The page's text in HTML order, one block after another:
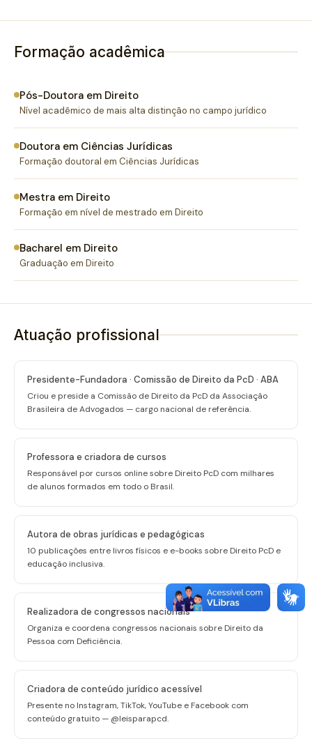
Formação acadêmica
Pós-Doutora em Direito
Nível acadêmico de mais alta distinção no campo jurídico
Doutora em Ciências Jurídicas
Formação doutoral em Ciências Jurídicas
Mestra em Direito
Formação em nível de mestrado em Direito
Bacharel em Direito
Graduação em Direito
Atuação profissional
Presidente-Fundadora · Comissão de Direito da PcD · ABA
Criou e preside a Comissão de Direito da PcD da Associação
Brasileira de Advogados — cargo nacional de referência.
Professora e criadora de cursos
Responsável por cursos online sobre Direito PcD com milhares
de alunos formados em todo o Brasil.
Autora de obras jurídicas e pedagógicas
10 publicações entre livros físicos e e-books sobre Direito PcD e
educação inclusiva.
Realizadora de congressos nacionais
Organiza e coordena congressos nacionais sobre Direito da
Pessoa com Deficiência.
Criadora de conteúdo jurídico acessível
Presente no Instagram, TikTok, YouTube e Facebook com
conteúdo gratuito — @leisparapcd.